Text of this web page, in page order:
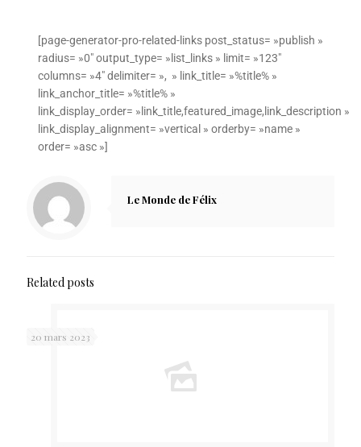
[page-generator-pro-related-links post_status= »publish »
radius= »0″ output_type= »list_links » limit= »123″
columns= »4″ delimiter= », » link_title= »%title% »
link_anchor_title= »%title% »
link_display_order= »link_title,featured_image,link_description »
link_display_alignment= »vertical » orderby= »name »
order= »asc »]
Le Monde de Félix
Related posts
20 mars 2023